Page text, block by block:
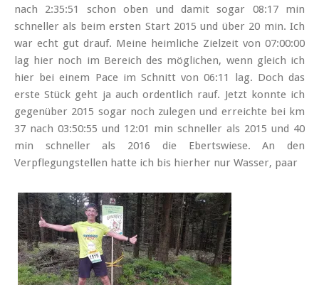
nach 2:35:51 schon oben und damit sogar 08:17 min
schneller als beim ersten Start 2015 und über 20 min. Ich
war echt gut drauf. Meine heimliche Zielzeit von 07:00:00
lag hier noch im Bereich des möglichen, wenn gleich ich
hier bei einem Pace im Schnitt von 06:11 lag. Doch das
erste Stück geht ja auch ordentlich rauf. Jetzt konnte ich
gegenüber 2015 sogar noch zulegen und erreichte bei km
37 nach 03:50:55 und 12:01 min schneller als 2015 und 40
min schneller als 2016 die Ebertswiese. An den
Verpflegungstellen hatte ich bis hierher nur Wasser, paar